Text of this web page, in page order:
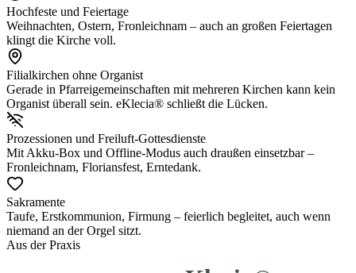
Hochfeste und Feiertage
Weihnachten, Ostern, Fronleichnam – auch an großen Feiertagen
klingt die Kirche voll.
Filialkirchen ohne Organist
Gerade in Pfarreigemeinschaften mit mehreren Kirchen kann kein
Organist überall sein. eKlecia® schließt die Lücken.
Prozessionen und Freiluft-Gottesdienste
Mit Akku-Box und Offline-Modus auch draußen einsetzbar –
Fronleichnam, Floriansfest, Erntedank.
Sakramente
Taufe, Erstkommunion, Firmung – feierlich begleitet, auch wenn
niemand an der Orgel sitzt.
Aus der Praxis